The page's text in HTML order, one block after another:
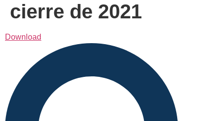
cierre de 2021
Download